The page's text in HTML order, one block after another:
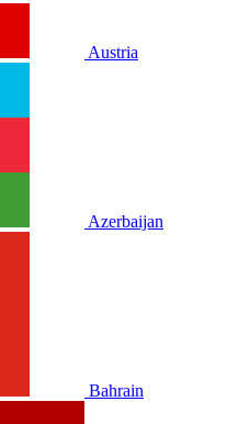
Austria
Azerbaijan
Bahrain